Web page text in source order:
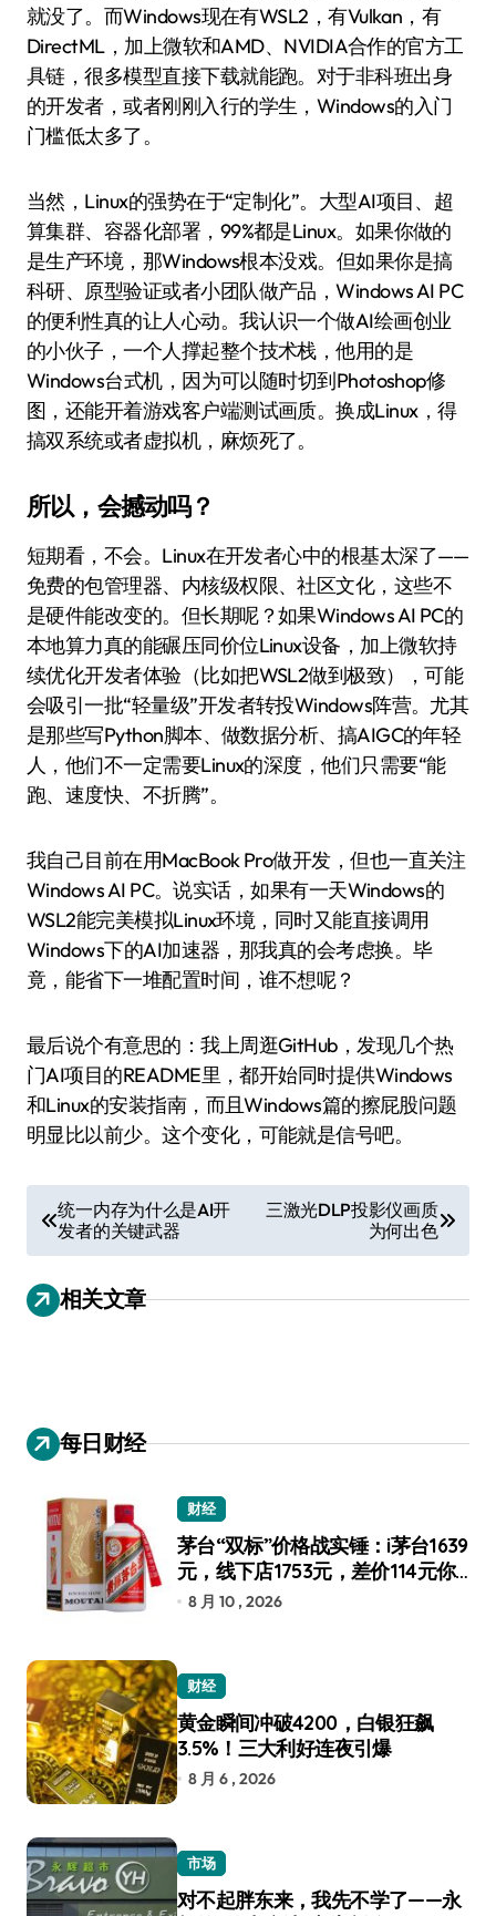
就没了。而Windows现在有WSL2，有Vulkan，有
DirectML，加上微软和AMD、NVIDIA合作的官方工
具链，很多模型直接下载就能跑。对于非科班出身
的开发者，或者刚刚入行的学生，Windows的入门
门槛低太多了。
当然，Linux的强势在于“定制化”。大型AI项目、超
算集群、容器化部署，99%都是Linux。如果你做的
是生产环境，那Windows根本没戏。但如果你是搞
科研、原型验证或者小团队做产品，Windows AI PC
的便利性真的让人心动。我认识一个做AI绘画创业
的小伙子，一个人撑起整个技术栈，他用的是
Windows台式机，因为可以随时切到Photoshop修
图，还能开着游戏客户端测试画质。换成Linux，得
搞双系统或者虚拟机，麻烦死了。
所以，会撼动吗？
短期看，不会。Linux在开发者心中的根基太深了——
免费的包管理器、内核级权限、社区文化，这些不
是硬件能改变的。但长期呢？如果Windows AI PC的
本地算力真的能碾压同价位Linux设备，加上微软持
续优化开发者体验（比如把WSL2做到极致），可能
会吸引一批“轻量级”开发者转投Windows阵营。尤其
是那些写Python脚本、做数据分析、搞AIGC的年轻
人，他们不一定需要Linux的深度，他们只需要“能
跑、速度快、不折腾”。
我自己目前在用MacBook Pro做开发，但也一直关注
Windows AI PC。说实话，如果有一天Windows的
WSL2能完美模拟Linux环境，同时又能直接调用
Windows下的AI加速器，那我真的会考虑换。毕
竟，能省下一堆配置时间，谁不想呢？
最后说个有意思的：我上周逛GitHub，发现几个热
门AI项目的README里，都开始同时提供Windows
和Linux的安装指南，而且Windows篇的擦屁股问题
明显比以前少。这个变化，可能就是信号吧。
章
导
航
统一内存为什么是AI开
发者的关键武器
三激光DLP投影仪画质
为何出色
相关文章
每日财经
财经
茅台“双标”价格战实锤：i茅台1639
元，线下店1753元，差价114元你
选谁？
8 月 10 , 2026
财经
黄金瞬间冲破4200，白银狂飙
3.5%！三大利好连夜引爆
8 月 6 , 2026
市场
对不起胖东来，我先不学了——永